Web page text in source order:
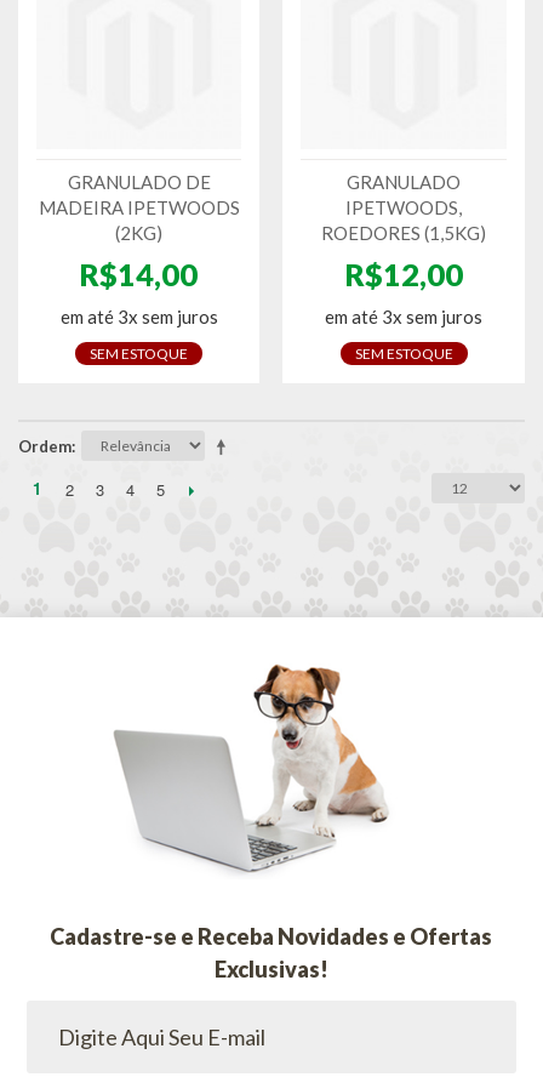
GRANULADO DE
MADEIRA IPETWOODS
(2KG)
R$14,00
em até 3x sem juros
SEM ESTOQUE
GRANULADO
IPETWOODS,
ROEDORES (1,5KG)
R$12,00
em até 3x sem juros
SEM ESTOQUE
Ordem
1 2 3 4 5
Cadastre-se e Receba Novidades e Ofertas
Exclusivas!